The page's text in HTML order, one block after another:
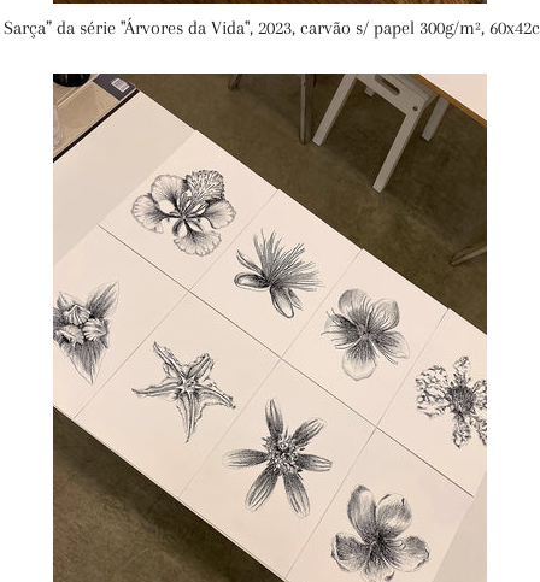
Sarça” da série "Árvores da Vida", 2023, carvão s/ papel 300g/m²,